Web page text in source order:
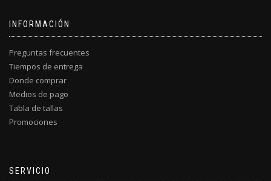
INFORMACIÓN
Preguntas frecuentes
Tiempos de entrega
Donde comprar
Medios de pago
Tabla de tallas
Promociones
SERVICIO